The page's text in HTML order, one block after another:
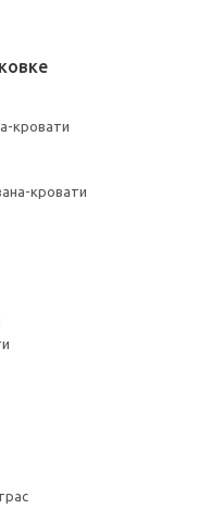
кровати
кровати